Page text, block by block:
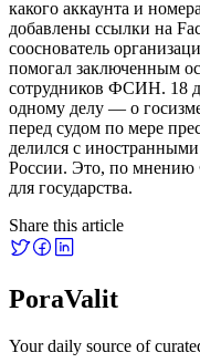
какого аккаунта и
добавлены ссылки на
сооснователь
помогал заключенным
сотрудников ФСИН. 18
одному делу — о
перед судом по мере
делился с
России. Это, по мнению
для государства.
Share this article
PoraValit
Your daily source of